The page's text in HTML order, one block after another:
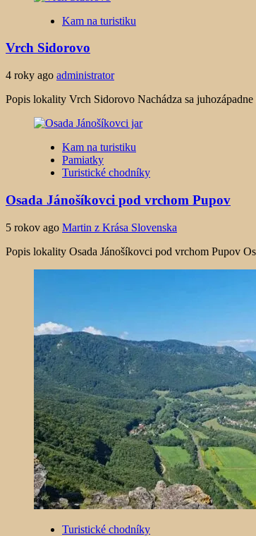
Kam na turistiku
Vrch Sidorovo
4 roky ago administrator
Popis lokality Vrch Sidorovo Nachádza sa
Kam na turistiku
Pamiatky
Turistické chodníky
Osada Jánošíkovci pod vrchom Pupov
5 rokov ago Martin z Krása Slovenska
Popis lokality Osada Jánošíkovci pod vrchom Pupov
Turistické chodníky